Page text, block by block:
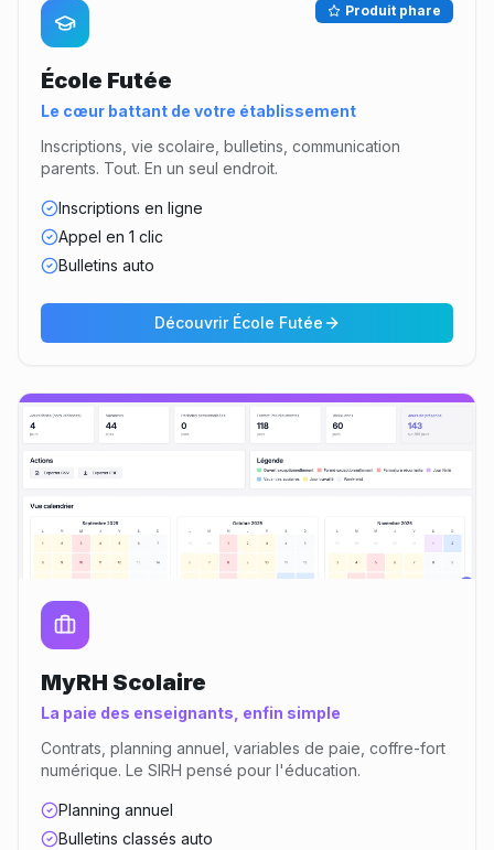
Produit phare
École Futée
Le cœur battant de votre établissement
Inscriptions, vie scolaire, bulletins, communication
parents. Tout. En un seul endroit.
Inscriptions en ligne
Appel en 1 clic
Bulletins auto
Découvrir École Futée
MyRH Scolaire
La paie des enseignants, enfin simple
Contrats, planning annuel, variables de paie, coffre-fort
numérique. Le SIRH pensé pour l'éducation.
Planning annuel
Bulletins classés auto